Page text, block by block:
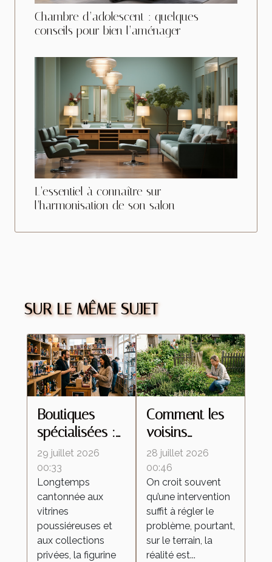
Chambre d’adolescent : quelques
conseils pour bien l’aménager
L’essentiel à connaître sur
l’harmonisation de son salon
SUR LE MÊME SUJET
Boutiques
spécialisées :
ces lieux
d’échanges
qui
transforment la
culture de la
figurine
29 juillet 2026
00:33
Longtemps
cantonnée aux
vitrines
poussiéreuses et
aux collections
privées, la figurine
Comment les
voisins
influencent le
retour des
insectes
malgré une
intervention
locale
28 juillet 2026
00:46
On croit souvent
qu’une intervention
suffit à régler le
problème, pourtant,
sur le terrain, la
réalité est...